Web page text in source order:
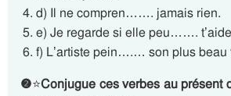
d) Il ne compren……. jamais rien.
e) Je regarde si elle peu…….
f) L’artiste pein….… son plus beau
❷⭐Conjugue ces verbes au présent